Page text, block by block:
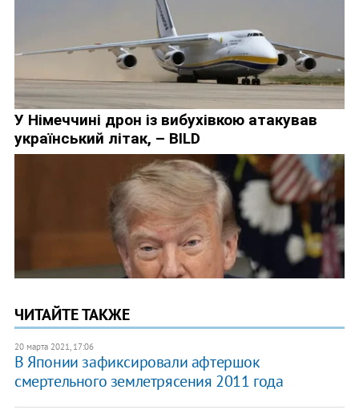
ЧИТАЙТЕ ТАКЖЕ
20 марта 2021, 17:06
В Японии зафиксировали афтершок
смертельного землетрясения 2011 года